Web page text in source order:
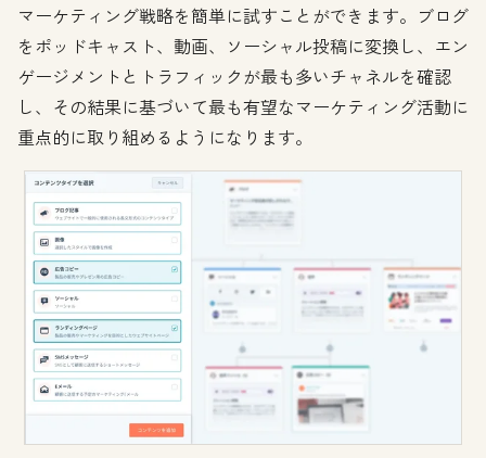
マーケティング戦略を簡単に試すことができます。ブログ
をポッドキャスト、動画、ソーシャル投稿に変換し、エン
ゲージメントとトラフィックが最も多いチャネルを確認
し、その結果に基づいて最も有望なマーケティング活動に
重点的に取り組めるようになります。